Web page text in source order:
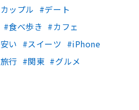
カップル
デート
食べ歩き
カフェ
安い スイーツ
iPhone
旅行 関東 グルメ